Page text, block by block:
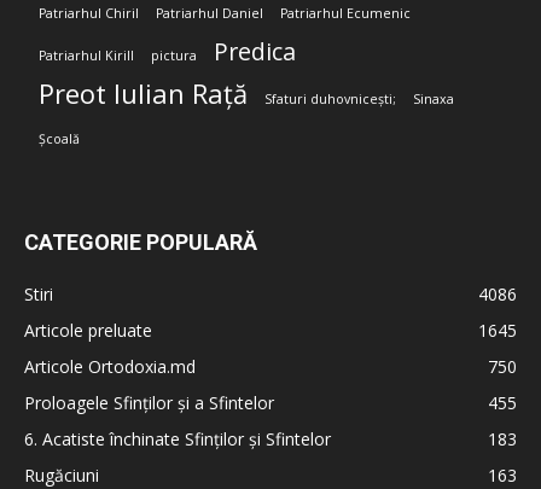
Patriarhul Chiril Patriarhul Daniel Patriarhul Ecumenic
Patriarhul Kirill pictura Predica
Preot Iulian Rață Sfaturi duhovnicești; Sinaxa
Școală
CATEGORIE POPULARĂ
Stiri
4086
Articole preluate
1645
Articole Ortodoxia.md
750
Proloagele Sfinților și a Sfintelor
455
6. Acatiste închinate Sfinților și Sfintelor
183
Rugăciuni
163